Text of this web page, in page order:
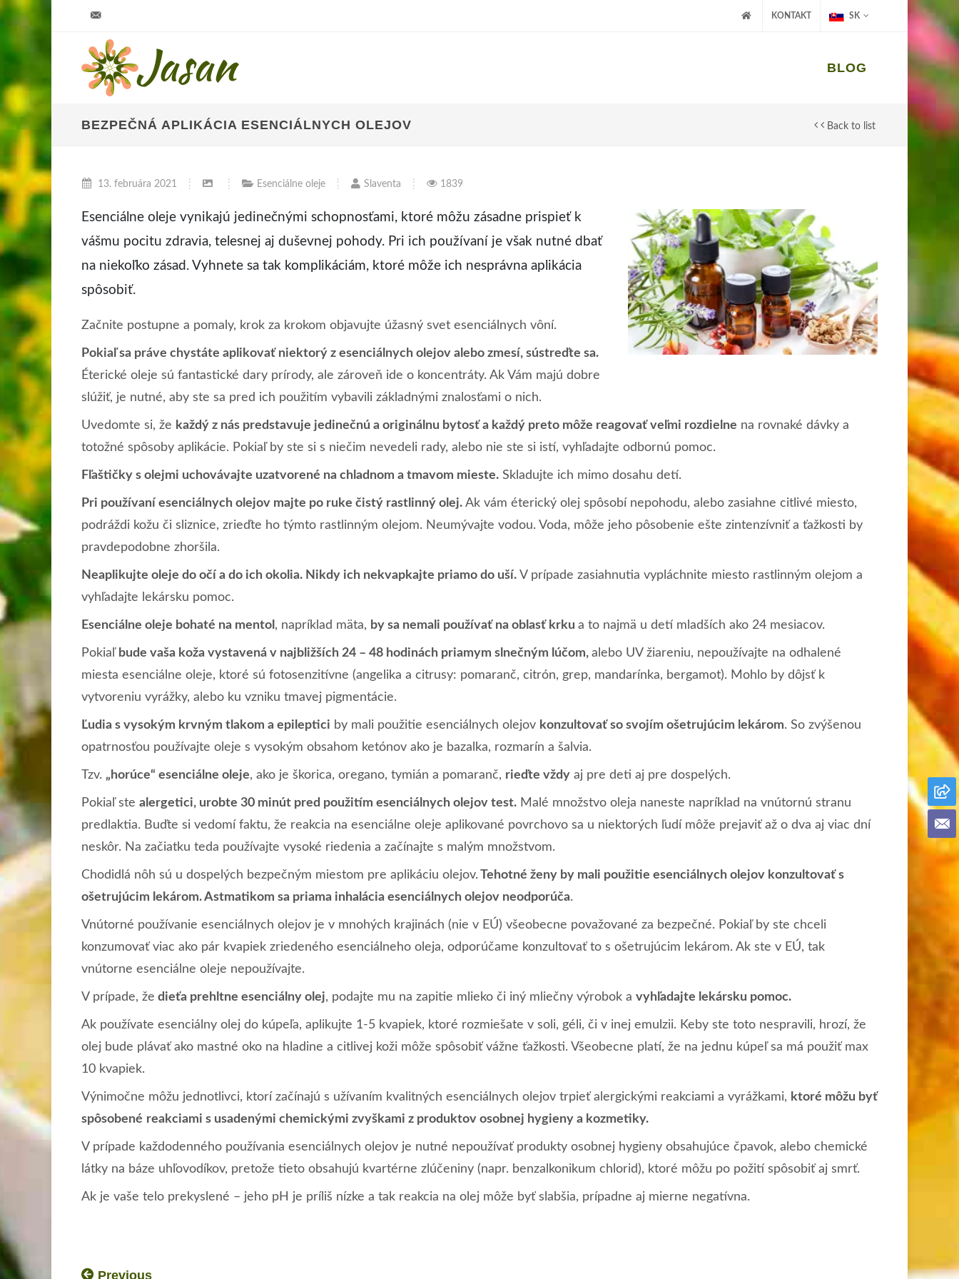
KONTAKT SK
BLOG
BEZPEČNÁ APLIKÁCIA ESENCIÁLNYCH OLEJOV Back to list
13. februára 2021 Esenciálne oleje Slaventa 1839
Esenciálne oleje vynikajú jedinečnými schopnosťami, ktoré môžu zásadne prispieť k
vášmu pocitu zdravia, telesnej aj duševnej pohody. Pri ich používaní je však nutné dbať
na niekoľko zásad. Vyhnete sa tak komplikáciám, ktoré môže ich nesprávna aplikácia
spôsobiť.
Začnite postupne a pomaly, krok za krokom objavujte úžasný svet esenciálnych vôní.
Pokiaľ sa práve chystáte aplikovať niektorý z esenciálnych olejov alebo zmesí, sústreďte sa.
Éterické oleje sú fantastické dary prírody, ale zároveň ide o koncentráty. Ak Vám majú dobre
slúžiť, je nutné, aby ste sa pred ich použitím vybavili základnými znalosťami o nich.
Uvedomte si, že každý z nás predstavuje jedinečnú a originálnu bytosť a každý preto môže reagovať veľmi rozdielne na rovnaké dávky a
totožné spôsoby aplikácie. Pokiaľ by ste si s niečim nevedeli rady, alebo nie ste si istí, vyhľadajte odbornú pomoc.
Fľaštičky s olejmi uchovávajte uzatvorené na chladnom a tmavom mieste. Skladujte ich mimo dosahu detí.
Pri používaní esenciálnych olejov majte po ruke čistý rastlinný olej. Ak vám éterický olej spôsobí nepohodu, alebo zasiahne citlivé miesto,
podráždi kožu či sliznice, zrieďte ho týmto rastlinným olejom. Neumývajte vodou. Voda, môže jeho pôsobenie ešte zintenzívniť a ťažkosti by
pravdepodobne zhoršila.
Neaplikujte oleje do očí a do ich okolia. Nikdy ich nekvapkajte priamo do uší. V prípade zasiahnutia vypláchnite miesto rastlinným olejom a
vyhľadajte lekársku pomoc.
Esenciálne oleje bohaté na mentol , napríklad mäta, by sa nemali používať na oblasť krku a to najmä u detí mladších ako 24 mesiacov.
Pokiaľ bude vaša koža vystavená v najbližších 24 – 48 hodinách priamym slnečným lúčom, alebo UV žiareniu, nepoužívajte na odhalené
miesta esenciálne oleje, ktoré sú fotosenzitívne (angelika a citrusy: pomaranč, citrón, grep, mandarínka, bergamot). Mohlo by dôjsť k
vytvoreniu vyrážky, alebo ku vzniku tmavej pigmentácie.
Ľudia s vysokým krvným tlakom a epileptici by mali použitie esenciálnych olejov konzultovať so svojím ošetrujúcim lekárom. So zvýšenou
opatrnosťou používajte oleje s vysokým obsahom ketónov ako je bazalka, rozmarín a šalvia.
Tzv. „horúce“ esenciálne oleje, ako je škorica, oregano, tymián a pomaranč, rieďte vždy aj pre deti aj pre dospelých.
Pokiaľ ste alergetici, urobte 30 minút pred použitím esenciálnych olejov test. Malé množstvo oleja naneste napríklad na vnútornú stranu
predlaktia. Buďte si vedomí faktu, že reakcia na esenciálne oleje aplikované povrchovo sa u niektorých ľudí môže prejaviť až o dva aj viac dní
neskôr. Na začiatku teda používajte vysoké riedenia a začínajte s malým množstvom.
Chodidlá nôh sú u dospelých bezpečným miestom pre aplikáciu olejov. Tehotné ženy by mali použitie esenciálnych olejov konzultovať s
ošetrujúcim lekárom.Astmatikom sa priama inhalácia esenciálnych olejov neodporúča.
Vnútorné používanie esenciálnych olejov je v mnohých krajinách (nie v EÚ) všeobecne považované za bezpečné. Pokiaľ by ste chceli
konzumovať viac ako pár kvapiek zriedeného esenciálneho oleja, odporúčame konzultovať to s ošetrujúcim lekárom. Ak ste v EÚ, tak
vnútorne esenciálne oleje nepoužívajte.
V prípade, že dieťa prehltne esenciálny olej, podajte mu na zapitie mlieko či iný mliečny výrobok a vyhľadajte lekársku pomoc.
Ak používate esenciálny olej do kúpeľa, aplikujte 1-5 kvapiek, ktoré rozmiešate v soli, géli, či v inej emulzii. Keby ste toto nespravili, hrozí, že
olej bude plávať ako mastné oko na hladine a citlivej koži môže spôsobiť vážne ťažkosti. Všeobecne platí, že na jednu kúpeľ sa má použiť max
10 kvapiek.
Výnimočne môžu jednotlivci, ktorí začínajú s užívaním kvalitných esenciálnych olejov trpieť alergickými reakciami a vyrážkami, ktoré môžu byť
spôsobené reakciami s usadenými chemickými zvyškami z produktov osobnej hygieny a kozmetiky.
V prípade každodenného používania esenciálnych olejov je nutné nepoužívať produkty osobnej hygieny obsahujúce čpavok, alebo chemické
látky na báze uhľovodíkov, pretože tieto obsahujú kvartérne zlúčeniny (napr. benzalkonikum chlorid), ktoré môžu po požití spôsobiť aj smrť.
Ak je vaše telo prekyslené – jeho pH je príliš nízke a tak reakcia na olej môže byť slabšia, prípadne aj mierne negatívna.
Previous